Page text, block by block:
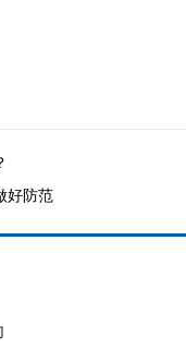
好防范